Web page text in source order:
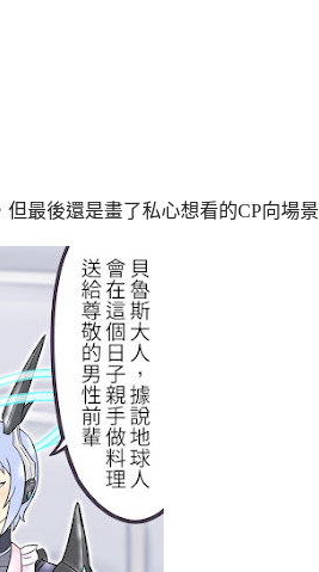
最後還是畫了私心想看的CP向場景